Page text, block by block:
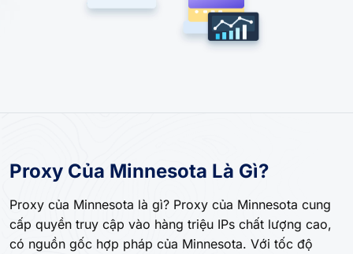
Proxy Của Minnesota Là Gì?
Proxy của Minnesota là gì? Proxy của Minnesota cung
cấp quyền truy cập vào hàng triệu IPs chất lượng cao,
có nguồn gốc hợp pháp của Minnesota. Với tốc độ